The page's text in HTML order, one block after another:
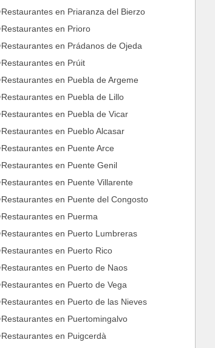
Restaurantes en Priaranza del Bierzo
Restaurantes en Prioro
Restaurantes en Prádanos de Ojeda
Restaurantes en Prúit
Restaurantes en Puebla de Argeme
Restaurantes en Puebla de Lillo
Restaurantes en Puebla de Vicar
Restaurantes en Pueblo Alcasar
Restaurantes en Puente Arce
Restaurantes en Puente Genil
Restaurantes en Puente Villarente
Restaurantes en Puente del Congosto
Restaurantes en Puerma
Restaurantes en Puerto Lumbreras
Restaurantes en Puerto Rico
Restaurantes en Puerto de Naos
Restaurantes en Puerto de Vega
Restaurantes en Puerto de las Nieves
Restaurantes en Puertomingalvo
Restaurantes en Puigcerdà